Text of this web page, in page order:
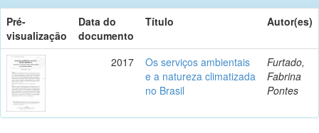
Pré-
visualização
Data do
documento
Título Autor(es)
2017
Os serviços ambientais
e a natureza climatizada
no Brasil
Furtado,
Fabrina
Pontes